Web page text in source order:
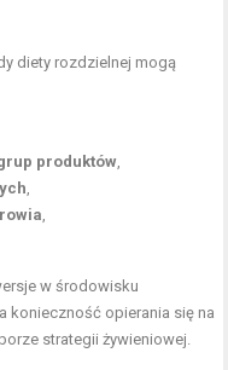
diety rozdzielnej mogą
produktów
w środowisku
konieczność opierania się na
strategii żywieniowej.